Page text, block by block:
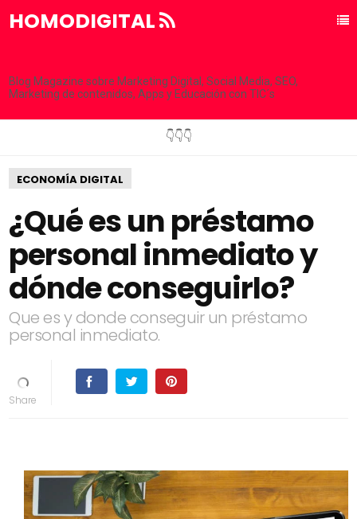
HOMODIGITAL
Blog Magazine sobre Marketing Digital, Social Media, SEO,
Marketing de contenidos, Apps y Educación con TIC´s
👇👇👇
ECONOMÍA DIGITAL
¿Qué es un préstamo
personal inmediato y
dónde conseguirlo?
Que es y donde conseguir un préstamo
personal inmediato.